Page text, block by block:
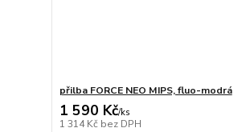
přilba FORCE NEO MIPS, fluo-modrá
1 590 Kč/ks
1 314 Kč bez DPH